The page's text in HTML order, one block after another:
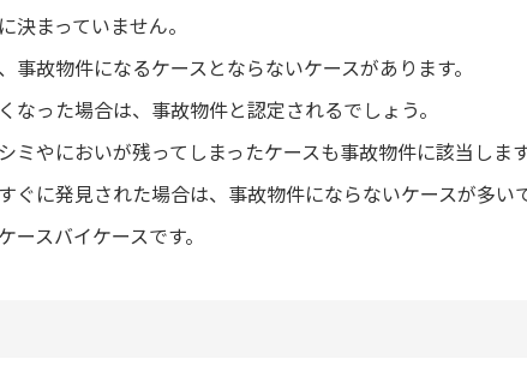
決まっていません。
事故物件になるケースとならないケースがあります。
なった場合は、事故物件と認定されるでしょう。
やにおいが残ってしまったケースも事故物件に該当します
ぐに発見された場合は、事故物件にならないケースが多いで
スバイケースです。